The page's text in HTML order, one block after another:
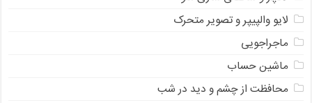
لایو والپیپر و تصویر متحرک
ماجراجویی
ماشین حساب
محافظت از چشم و دید در شب